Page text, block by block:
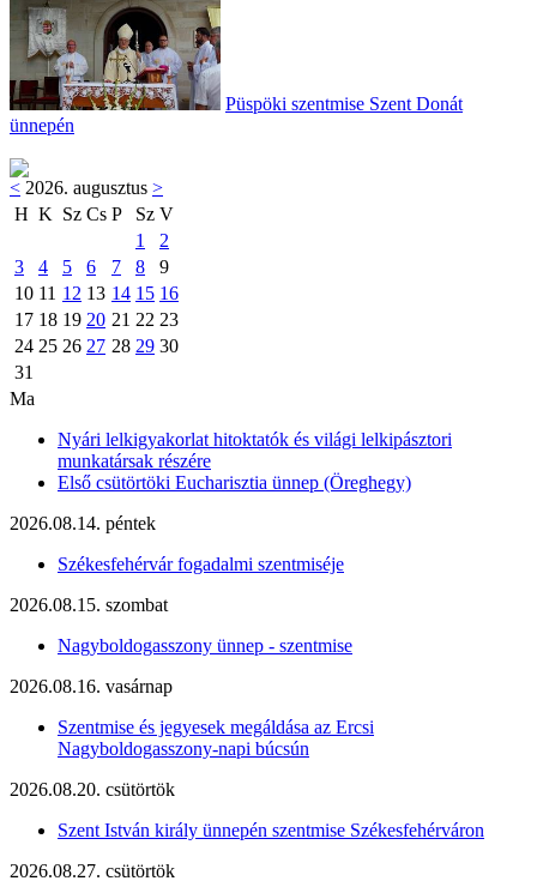
Püspöki szentmise Szent Donát
ünnepén
< 2026. augusztus >
H K Sz Cs P Sz V
1
2
3
4 5 6 7 8
9
10 11 12 13 14 15 16
17 18 19 20 21 22 23
24 25 26 27 28 29 30
31
Ma
Nyári lelkigyakorlat hitoktatók és világi lelkipásztori
munkatársak részére
Első csütörtöki Eucharisztia ünnep (Öreghegy)
2026.08.14. péntek
Székesfehérvár fogadalmi szentmiséje
2026.08.15. szombat
Nagyboldogasszony ünnep - szentmise
2026.08.16. vasárnap
Szentmise és jegyesek megáldása az Ercsi
Nagyboldogasszony-napi búcsún
2026.08.20. csütörtök
Szent István király ünnepén szentmise Székesfehérváron
2026.08.27. csütörtök